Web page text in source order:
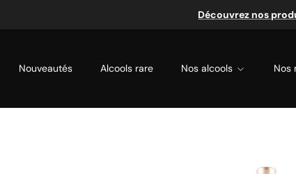
Découvrez nos
Nouveautés Alcools rare Nos alcools Nos